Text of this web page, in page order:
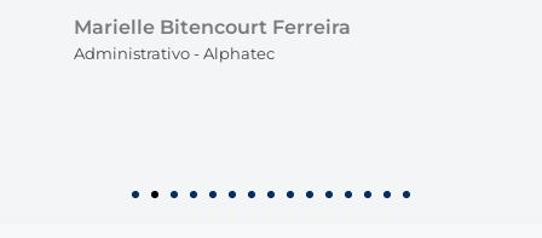
Marielle Bitencourt Ferreira
Administrativo - Alphatec